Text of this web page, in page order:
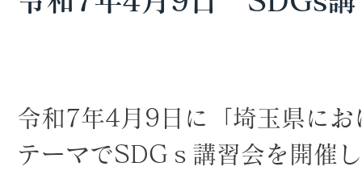
令和7年4月9日に「埼玉県に
テーマでSDGｓ講習会を開催